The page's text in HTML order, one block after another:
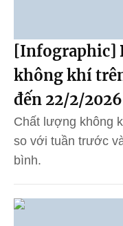
[Infographic]
không khí
đến 22/2/2026
Chất lượng không
so với tuần trước
bình.